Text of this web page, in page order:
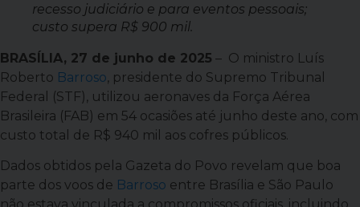
recesso judiciário e para eventos pessoais;
custo supera R$ 900 mil.
BRASÍLIA, 27 de junho de 2025 – O ministro Luís
Roberto Barroso , presidente do Supremo Tribunal
Federal (STF), utilizou aeronaves da Força Aérea
Brasileira (FAB) em 54 ocasiões até junho deste ano, com
custo total de R$ 940 mil aos cofres públicos.
Dados obtidos pela Gazeta do Povo revelam que boa
parte dos voos de Barroso entre Brasília e São Paulo